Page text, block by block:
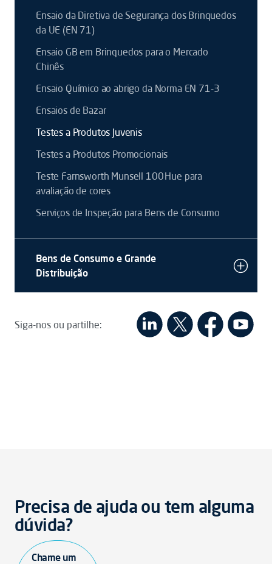
Ensaio da Diretiva de Segurança dos Brinquedos
da UE (EN 71)
Ensaio GB em Brinquedos para o Mercado
Chinês
Ensaio Químico ao abrigo da Norma EN 71-3
Ensaios de Bazar
Testes a Produtos Juvenis
Testes a Produtos Promocionais
Teste Farnsworth Munsell 100 Hue para
avaliação de cores
Serviços de Inspeção para Bens de Consumo
Bens de Consumo e Grande
Distribuição
Siga-nos ou partilhe:
Precisa de ajuda ou tem alguma
dúvida?
Chame um